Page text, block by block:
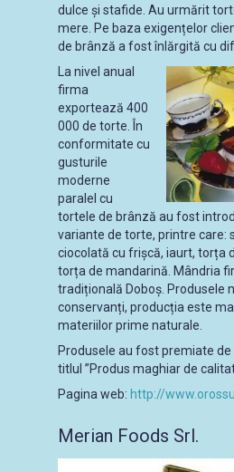
dulce și stafide. Au urmărit
mere. Pe baza exigențelor
de brânză a fost înlărgită cu
La nivel anual
firma
exportează 400
000 de torte. În
conformitate cu
gusturile
moderne
paralel cu
tortele de brânză au fost
variante de torte, printre care:
ciocolată cu frișcă, iaurt, torța
torța de mandarină. Mândria
tradițională Doboș. Produsele
conservanți, producția este
materiilor prime naturale.
Produsele au fost premiate
titlul ”Produs maghiar de
Pagina web: http://
Merian Foods Srl.